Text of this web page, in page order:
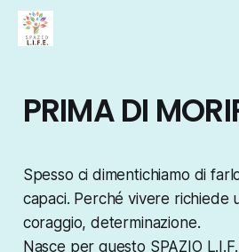
PRIMA DI
Spesso ci dimentichiamo di
capaci. Perché vivere richiede
coraggio, determinazione.
Nasce per questo SPAZIO